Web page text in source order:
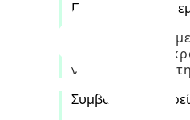
Προσαρμοσμένη
Οι
την εμπειρία
να βελτιώσουν
Συμβατότητα